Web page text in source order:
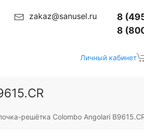
zakaz@sanusel.ru
8
8
Личный кабинет
решётка Colombo Angolari